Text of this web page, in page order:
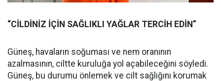
“CİLDİNİZ İÇİN SAĞLIKLI YAĞLAR TERCİH EDİN”
Güneş, havaların soğuması ve nem oranının
azalmasının, ciltte kuruluğa yol açabileceğini söyledi.
Güneş, bu durumu önlemek ve cilt sağlığını korumak